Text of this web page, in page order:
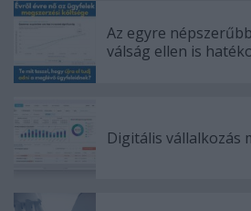
Az egyre
válság ellen is
Digitális vállalkozás